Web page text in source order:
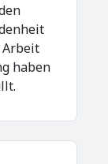
Arbeit
haben